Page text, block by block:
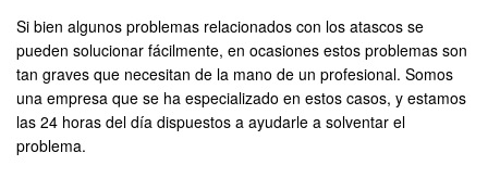
Si bien algunos problemas relacionados con los atascos se
pueden solucionar fácilmente, en ocasiones estos problemas son
tan graves que necesitan de la mano de un profesional. Somos
una empresa que se ha especializado en estos casos, y estamos
las 24 horas del día dispuestos a ayudarle a solventar el
problema.